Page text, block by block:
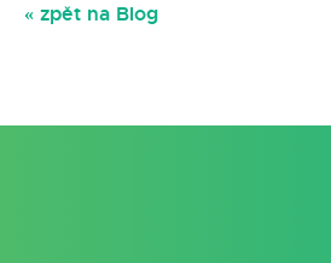
« zpět na Blog